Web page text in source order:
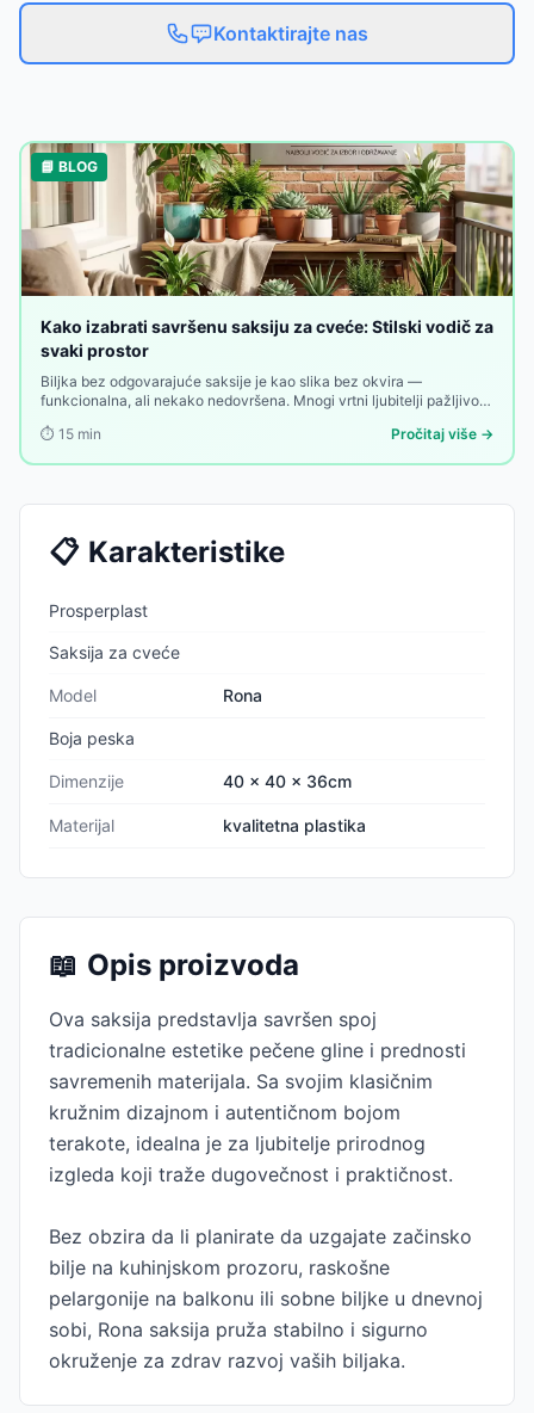
Kontaktirajte nas
📘 BLOG
Kako izabrati savršenu saksiju za cveće: Stilski vodič za
svaki prostor
Biljka bez odgovarajuće saksije je kao slika bez okvira —
funkcionalna, ali nekako nedovršena. Mnogi vrtni ljubitelji pažljivo
koja im dođe pod ruku. Greška koja se vidi.
⏱️ 15 min Pročitaj više →
📋 Karakteristike
Prosperplast
Saksija za cveće
Model Rona
Boja peska
Dimenzije 40 x 40 x 36cm
Materijal kvalitetna plastika
📖 Opis proizvoda
Ova saksija predstavlja savršen spoj
tradicionalne estetike pečene gline i prednosti
savremenih materijala. Sa svojim klasičnim
kružnim dizajnom i autentičnom bojom
terakote, idealna je za ljubitelje prirodnog
izgleda koji traže dugovečnost i praktičnost.
Bez obzira da li planirate da uzgajate začinsko
bilje na kuhinjskom prozoru, raskošne
pelargonije na balkonu ili sobne biljke u dnevnoj
sobi, Rona saksija pruža stabilno i sigurno
okruženje za zdrav razvoj vaših biljaka.